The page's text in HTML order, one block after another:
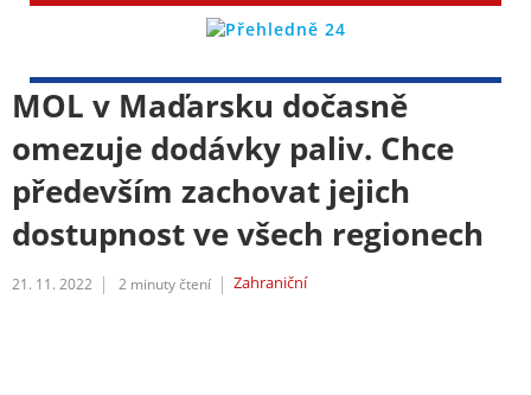
MOL v Maďarsku dočasně
omezuje dodávky paliv. Chce
především zachovat jejich
dostupnost ve všech regionech
21. 11. 2022 2 minuty čtení Zahraniční